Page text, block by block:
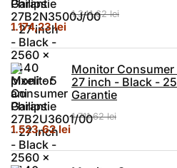
1.341,62lei
Prețul inițial a fost: 1.341,62 lei.
1.174,23leiPrețul curent este:
Monitor
27 inch - Black -
Garantie
1.711,62lei
Prețul inițial a fost: 1.711,62 lei.
1.523,62leiPrețul curent este: